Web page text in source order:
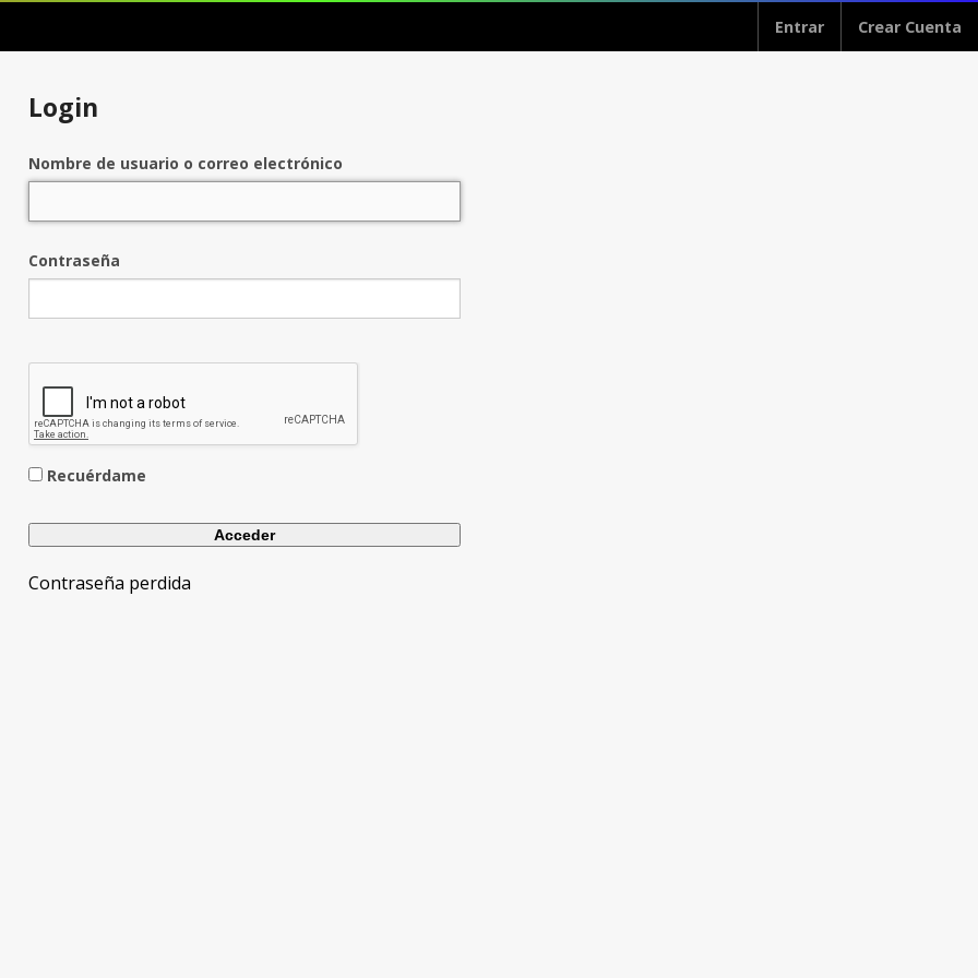
Entrar Crear Cuenta
Login
Nombre de usuario o correo electrónico
Contraseña
Recuérdame
Contraseña perdida